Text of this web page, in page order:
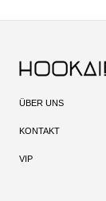
ÜBER UNS
KONTAKT
VIP